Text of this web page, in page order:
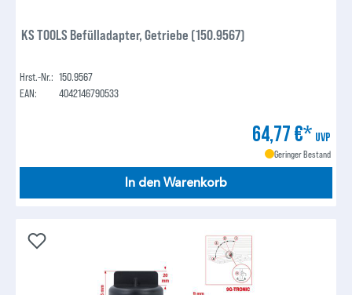
KS TOOLS Befülladapter, Getriebe (150.9567)
Hrst.-Nr.: 150.9567
EAN:
4042146790533
64,77 €* UVP
Geringer Bestand
In den Warenkorb